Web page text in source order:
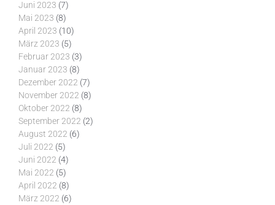
Juni 2023 (7)
Mai 2023 (8)
April 2023 (10)
März 2023 (5)
Februar 2023 (3)
Januar 2023 (8)
Dezember 2022 (7)
November 2022 (8)
Oktober 2022 (8)
September 2022 (2)
August 2022 (6)
Juli 2022 (5)
Juni 2022 (4)
Mai 2022 (5)
April 2022 (8)
März 2022 (6)